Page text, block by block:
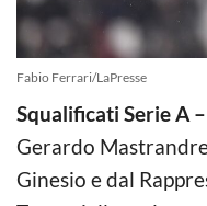
Fabio Ferrari/LaPresse
Squalificati Serie A –
Gerardo
Ginesio e dal